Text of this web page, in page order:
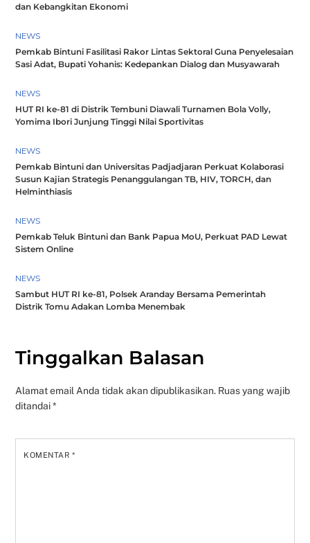
dan Kebangkitan Ekonomi
NEWS
Pemkab Bintuni Fasilitasi Rakor Lintas Sektoral Guna Penyelesaian
Sasi Adat, Bupati Yohanis: Kedepankan Dialog dan Musyawarah
NEWS
HUT RI ke-81 di Distrik Tembuni Diawali Turnamen Bola Volly,
Yomima Ibori Junjung Tinggi Nilai Sportivitas
NEWS
Pemkab Bintuni dan Universitas Padjadjaran Perkuat Kolaborasi
Susun Kajian Strategis Penanggulangan TB, HIV, TORCH, dan
Helminthiasis
NEWS
Pemkab Teluk Bintuni dan Bank Papua MoU, Perkuat PAD Lewat
Sistem Online
NEWS
Sambut HUT RI ke-81, Polsek Aranday Bersama Pemerintah
Distrik Tomu Adakan Lomba Menembak
Tinggalkan Balasan
Alamat email Anda tidak akan dipublikasikan. Ruas yang wajib
ditandai*
KOMENTAR*